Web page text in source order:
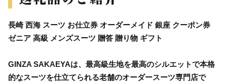
長崎 西海 スーツ お仕立券 オーダーメイド 銀座 クーポン券
ゼニア 高級 メンズスーツ 贈答 贈り物 ギフト
GINZA SAKAEYAは、最高級生地を最高のシルエットで本格
的なスーツを仕立てられる老舗のオーダースーツ専門店で